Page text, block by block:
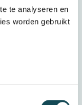
te analyseren en
worden gebruikt
accepteert u